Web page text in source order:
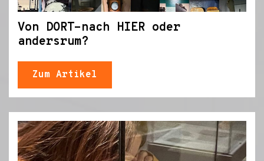
Von DORT-nach HIER oder
andersrum?
Zum Artikel